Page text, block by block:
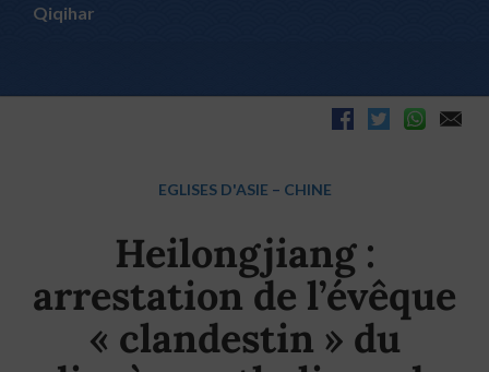
Qiqihar
EGLISES D'ASIE – CHINE
Heilongjiang :
arrestation de l’évêque
« clandestin » du